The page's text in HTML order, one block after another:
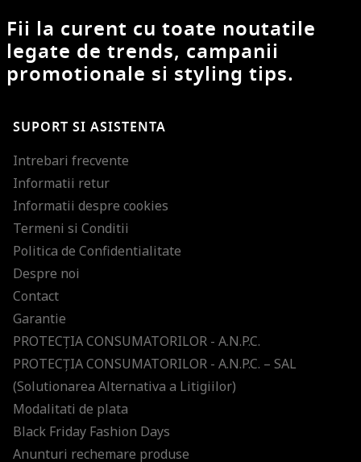
Fii la curent cu toate noutatile
legate de trends, campanii
promotionale si styling tips.
SUPORT SI ASISTENTA
Intrebari frecvente
Informatii retur
Informatii despre cookies
Termeni si Conditii
Politica de Confidentialitate
Despre noi
Contact
Garantie
PROTECŢIA CONSUMATORILOR - A.N.P.C.
PROTECŢIA CONSUMATORILOR - A.N.P.C. – SAL
(Solutionarea Alternativa a Litigiilor)
Modalitati de plata
Black Friday Fashion Days
Anunturi rechemare produse